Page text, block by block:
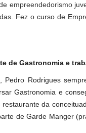
empreendedorismo
Fez o curso de
de Gastronomia e
Pedro Rodrigues
Gastronomia e
da
de Garde Manger